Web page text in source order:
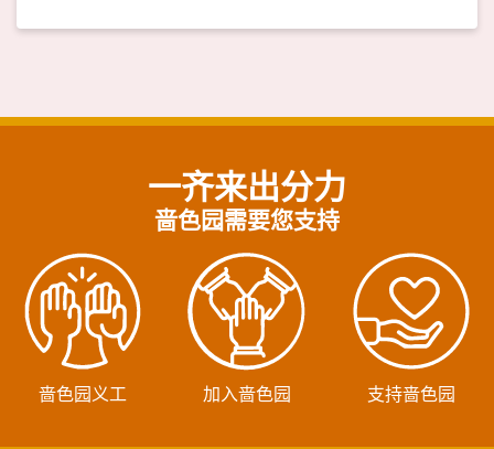
一齐来出分力
啬色园需要您支持
啬色园义工 加入啬色园 支持啬色园